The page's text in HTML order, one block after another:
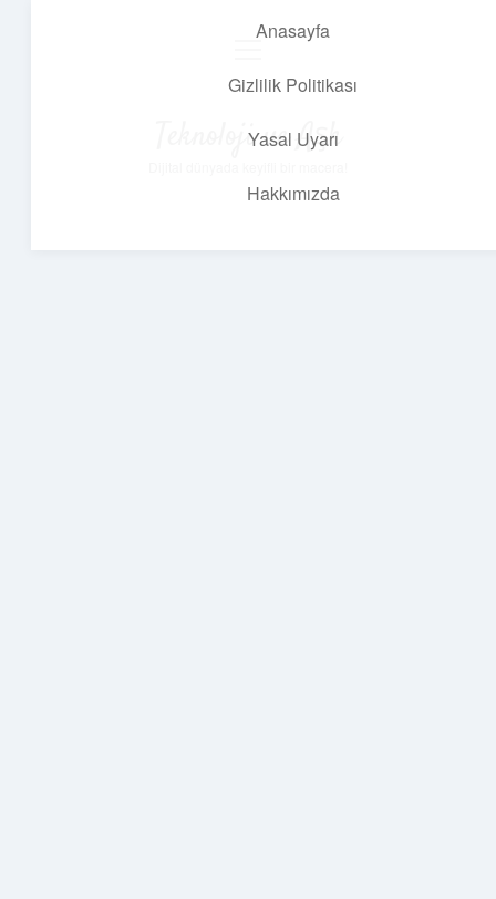
Anasayfa
Gizlilik Politikası
Yasal Uyarı
Hakkımızda
Teknoloji ve Aşk